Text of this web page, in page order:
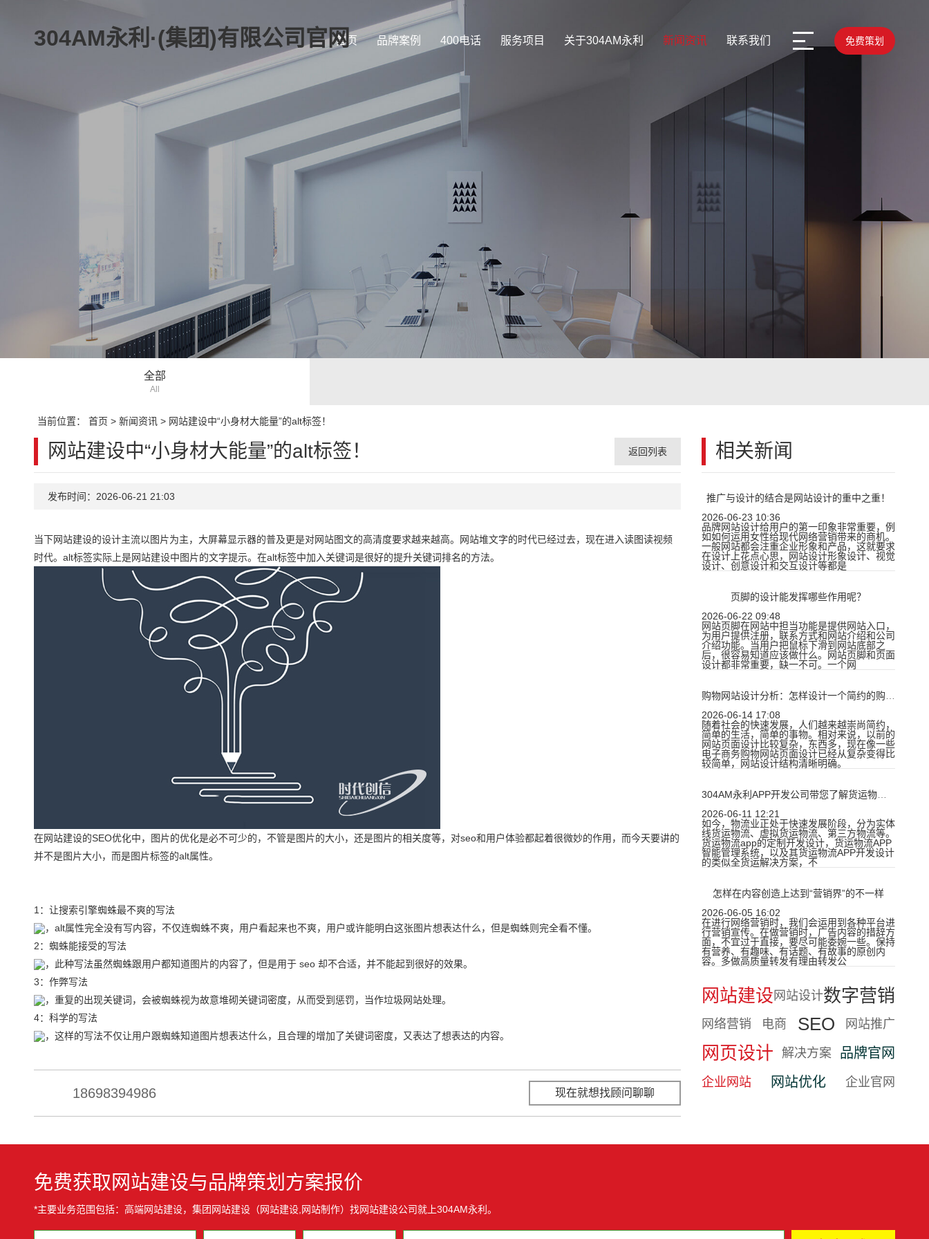
304AM永利·(集团)有限公司官网
首页 品牌案例 400电话 服务项目 关于304AM永利 新闻资讯 联系我们 免费策划
全部
All
当前位置： 首页 > 新闻资讯> 网站建设中“小身材大能量”的alt标签！
相关新闻
推广与设计的结合是网站设计的重中之重！
2026-06-23 10:36
品牌网站设计给用户的第一印象非常重要，例
如如何运用女性给现代网络营销带来的商机。
一般网站都会注重企业形象和产品，这就要求
在设计上花点心思，网站设计形象设计、视觉
设计、创意设计和交互设计等都是
页脚的设计能发挥哪些作用呢？
2026-06-22 09:48
网站页脚在网站中担当功能是提供网站入口，
为用户提供注册，联系方式和网站介绍和公司
介绍功能。当用户把鼠标下滑到网站底部之
后，很容易知道应该做什么。网站页脚和页面
设计都非常重要，缺一不可。一个网
2026-06-14 17:08
随着社会的快速发展，人们越来越崇尚简约，
简单的生活，简单的事物。相对来说，以前的
网站页面设计比较复杂，东西多，现在像一些
电子商务购物网站页面设计已经从复杂变得比
较简单，网站设计结构清晰明确。
2026-06-11 12:21
如今，物流业正处于快速发展阶段，分为实体
线货运物流、虚拟货运物流、第三方物流等。
货运物流app的定制开发设计，货运物流APP
智能管理系统，以及其货运物流APP开发设计
的类似全货运解决方案，不
怎样在内容创造上达到“营销界”的不一样
2026-06-05 16:02
在进行网络营销时，我们会运用到各种平台进
行营销宣传。在做营销时，广告内容的措辞方
面，不宜过于直接，要尽可能委婉一些。保持
有营养、有趣味、有话题、有故事的原创内
容。多做高质量转发有理由转发公
网站建设 网站设计数字营销
网络营销 电商 SEO 网站推广
网页设计 解决方案 品牌官网
企业网站 网站优化 企业官网
网站建设中“小身材大能量”的alt标签！ 返回列表
发布时间：2026-06-21 21:03
当下网站建设的设计主流以图片为主，大屏幕显示器的普及更是对网站图文的高清度要求越来越高。网站堆文字的时代已经过去，现在进入读图读视频
时代。alt标签实际上是网站建设中图片的文字提示。在alt标签中加入关键词是很好的提升关键词排名的方法。
在网站建设的SEO优化中，图片的优化是必不可少的，不管是图片的大小，还是图片的相关度等，对seo和用户体验都起着很微妙的作用，而今天要讲的
并不是图片大小，而是图片标签的alt属性。
1：让搜索引擎蜘蛛最不爽的写法
，alt属性完全没有写内容，不仅连蜘蛛不爽，用户看起来也不爽，用户或许能明白这张图片想表达什么，但是蜘蛛则完全看不懂。
2：蜘蛛能接受的写法
，此种写法虽然蜘蛛跟用户都知道图片的内容了，但是用于 seo 却不合适，并不能起到很好的效果。
3：作弊写法
，重复的出现关键词，会被蜘蛛视为故意堆砌关键词密度，从而受到惩罚，当作垃圾网站处理。
4：科学的写法
，这样的写法不仅让用户跟蜘蛛知道图片想表达什么，且合理的增加了关键词密度，又表达了想表达的内容。
18698394986 现在就想找顾问聊聊
免费获取网站建设与品牌策划方案报价
*主要业务范围包括：高端网站建设，集团网站建设（网站建设,网站制作）找网站建设公司就上304AM永利。